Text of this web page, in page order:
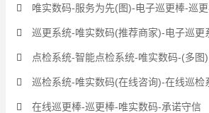
唯实数码-服务为先(图)-电子巡更棒-巡
巡更系统-唯实数码(推荐商家)-电子巡更
点检系统-智能点检系统-唯实数码-(多图)
巡检系统-唯实数码(在线咨询)-在线巡检
在线巡更棒-巡更棒-唯实数码-承诺守信